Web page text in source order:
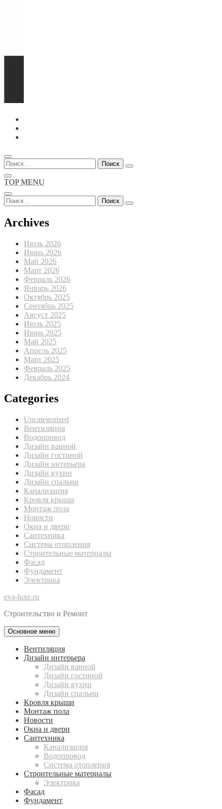
Перейти
содержимому
Найти:
TOP MENU
Найти:
Archives
Июль 2026
Июнь 2026
Май 2026
Март 2026
Февраль 2026
Январь 2026
Октябрь 2025
Сентябрь 2025
Август 2025
Июль 2025
Июнь 2025
Май 2025
Апрель 2025
Март 2025
Февраль 2025
Декабрь 2024
Categories
Uncategorised
Вентиляция
Водопровод
Дизайн ванной
Дизайн гостиной
Дизайн интерьера
Дизайн кухни
Дизайн спальни
Канализация
Кровля крыши
Монтаж пола
Новости
Окна и двери
Сантехника
Система отопления
Строительные материалы
Фасад
Фундамент
Электрика
eva-luxe.ru
Строительство и Ремонт
Основное меню
Вентиляция
Дизайн интерьера
Дизайн ванной
Дизайн гостиной
Дизайн кухни
Дизайн спальни
Кровля крыши
Монтаж пола
Новости
Окна и двери
Сантехника
Канализация
Водопровод
Система отопления
Строительные материалы
Электрика
Фасад
Фундамент